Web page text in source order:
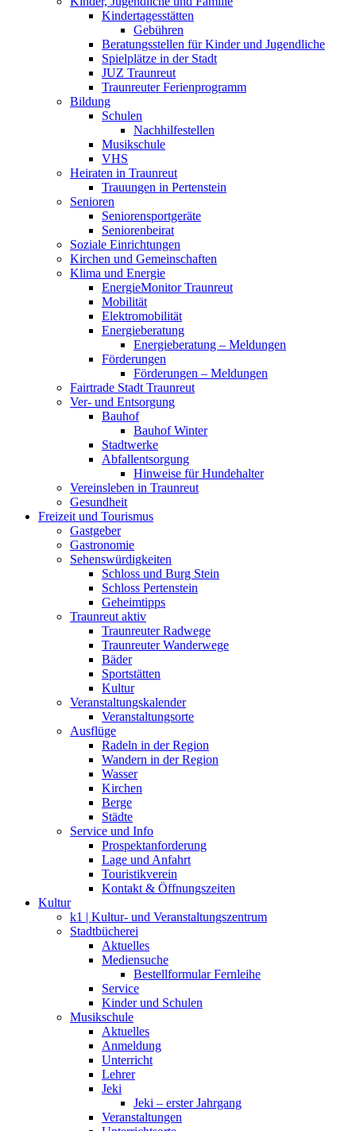
Kindertagesstätten
Gebühren
Beratungsstellen für Kinder und Jugendliche
Spielplätze in der Stadt
JUZ Traunreut
Traunreuter Ferienprogramm
Bildung
Schulen
Nachhilfestellen
Musikschule
VHS
Heiraten in Traunreut
Trauungen in Pertenstein
Senioren
Seniorensportgeräte
Seniorenbeirat
Soziale Einrichtungen
Kirchen und Gemeinschaften
Klima und Energie
EnergieMonitor Traunreut
Mobilität
Elektromobilität
Energieberatung
Energieberatung – Meldungen
Förderungen
Förderungen – Meldungen
Fairtrade Stadt Traunreut
Ver- und Entsorgung
Bauhof
Bauhof Winter
Stadtwerke
Abfallentsorgung
Hinweise für Hundehalter
Vereinsleben in Traunreut
Gesundheit
Freizeit und Tourismus
Gastgeber
Gastronomie
Sehenswürdigkeiten
Schloss und Burg Stein
Schloss Pertenstein
Geheimtipps
Traunreut aktiv
Traunreuter Radwege
Traunreuter Wanderwege
Bäder
Sportstätten
Kultur
Veranstaltungskalender
Veranstaltungsorte
Ausflüge
Radeln in der Region
Wandern in der Region
Wasser
Kirchen
Berge
Städte
Service und Info
Prospektanforderung
Lage und Anfahrt
Touristikverein
Kontakt & Öffnungszeiten
Kultur
k1 | Kultur- und Veranstaltungszentrum
Stadtbücherei
Aktuelles
Mediensuche
Bestellformular Fernleihe
Service
Kinder und Schulen
Musikschule
Aktuelles
Anmeldung
Unterricht
Lehrer
Jeki
Jeki – erster Jahrgang
Veranstaltungen